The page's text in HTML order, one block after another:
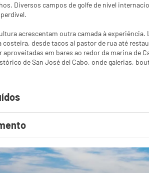
Diversos campos de golfe de nível
acrescentam outra camada à
desde tacos al pastor de rua até
aproveitadas em bares ao redor da marina de
de San José del Cabo, onde galerias,